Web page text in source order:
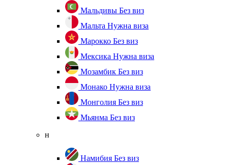
Мальдивы Без виз
Мальта Нужна виза
Марокко Без виз
Мексика Нужна виза
Мозамбик Без виз
Монако Нужна виза
Монголия Без виз
Мьянма Без виз
н
Намибия Без виз